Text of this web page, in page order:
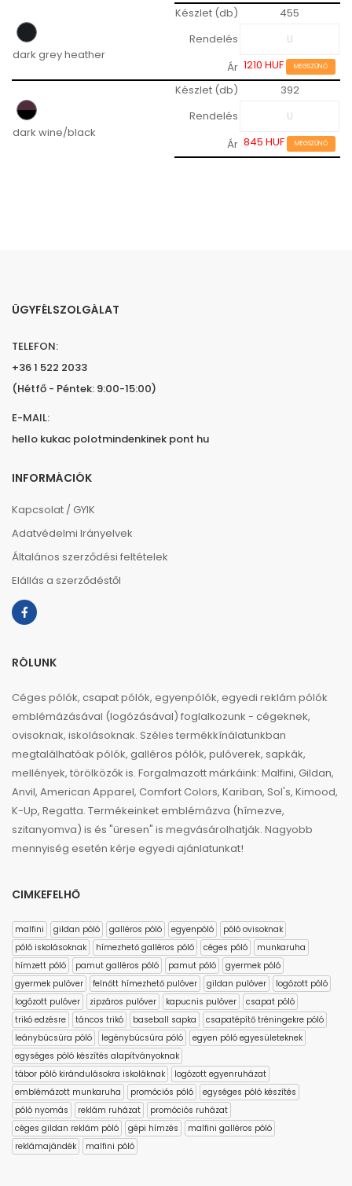
dark grey heather
Készlet (db)
455
Rendelés
Ár 1210 HUF MEGSZŰNŐ
dark wine/black
Készlet (db)
392
Rendelés
Ár 845 HUF MEGSZŰNŐ
ÜGYFÉLSZOLGÁLAT
TELEFON:
+36 1 522 2033
(Hétfő - Péntek: 9:00-15:00)
E-MAIL:
hello kukac polotmindenkinek pont hu
INFORMÁCIÓK
Kapcsolat / GYIK
Adatvédelmi Irányelvek
Általános szerződési feltételek
Elállás a szerződéstől
RÓLUNK
Céges pólók, csapat pólók, egyenpólók, egyedi reklám pólók
emblémázásával (logózásával) foglalkozunk - cégeknek,
ovisoknak, iskolásoknak. Széles termékkínálatunkban
megtalálhatóak pólók, galléros pólók, pulóverek, sapkák,
mellények, törölközők is. Forgalmazott márkáink: Malfini, Gildan,
Anvil, American Apparel, Comfort Colors, Kariban, Sol's, Kimood,
K-Up, Regatta. Termékeinket emblémázva (hímezve,
szitanyomva) is és "üresen" is megvásárolhatják. Nagyobb
mennyiség esetén kérje egyedi ajánlatunkat!
CIMKEFELHŐ
malfini gildan póló galléros póló egyenpóló
póló ovisoknak
póló iskolásoknak
hímezhető galléros póló céges póló
munkaruha
hímzett póló
pamut galléros póló pamut póló
gyermek póló
gyermek pulóver
felnőtt hímezhető pulóver gildan pulóver
logózott póló
logózott pulóver
zipzáros pulóver kapucnis pulóver
csapat póló
trikó edzésre
táncos trikó baseball sapka
csapatépítő tréningekre póló
leánybúcsúra póló
legénybúcsúra póló
egyen póló egyesületeknek
egységes póló készítés alapítványoknak
tábor póló kirándulásokra iskoláknak
logózott egyenruházat
emblémázott munkaruha
promóciós póló
egységes póló készítés
póló nyomás
reklám ruházat
promóciós ruházat
céges gildan reklám póló
gépi hímzés
malfini galléros póló
reklámajándék
malfini póló